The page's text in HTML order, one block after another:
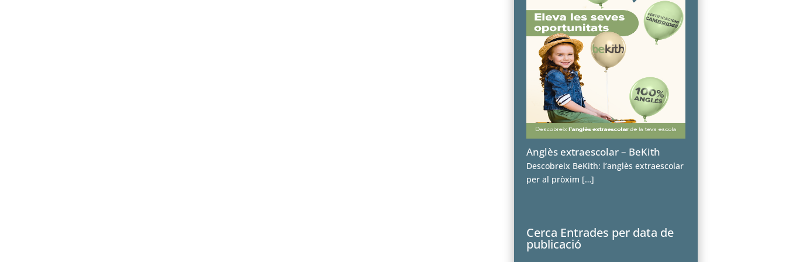
Anglès extraescolar – BeKith
Descobreix BeKith: l’anglès extraescolar
per al pròxim […]
Cerca Entrades per data de
publicació